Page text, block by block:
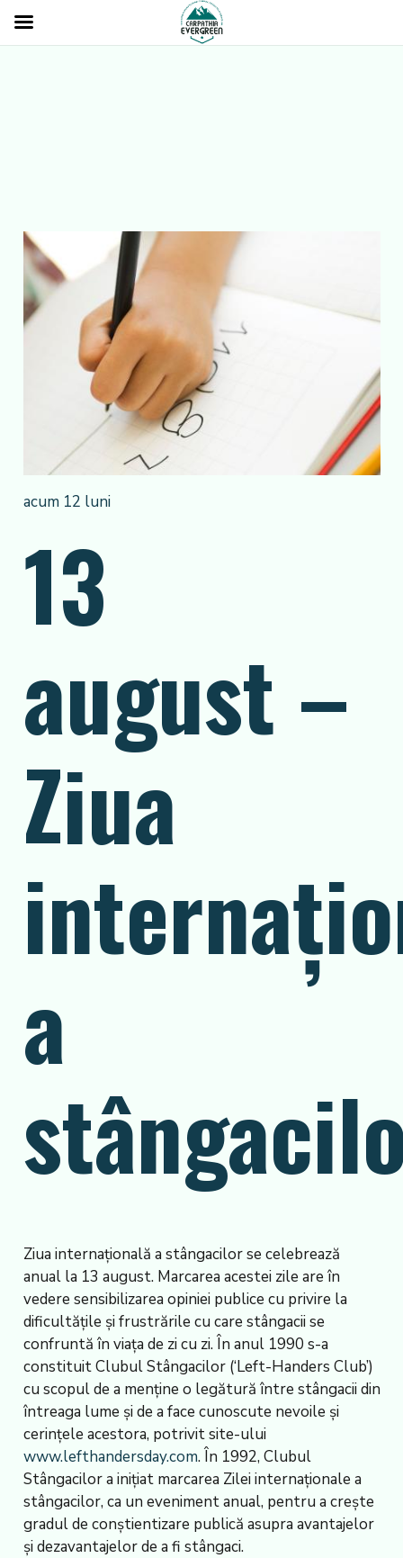
acum 12 luni
13
august –
Ziua
a
Ziua internațională a stângacilor se celebrează
anual la 13 august. Marcarea acestei zile are în
vedere sensibilizarea opiniei publice cu privire la
dificultățile și frustrările cu care stângacii se
confruntă în viața de zi cu zi. În anul 1990 s-a
constituit Clubul Stângacilor (‘Left-Handers Club’)
cu scopul de a menține o legătură între stângacii din
întreaga lume și de a face cunoscute nevoile și
cerințele acestora, potrivit site-ului
www.lefthandersday.com. În 1992, Clubul
Stângacilor a inițiat marcarea Zilei internaționale a
stângacilor, ca un eveniment anual, pentru a crește
gradul de conștientizare publică asupra avantajelor
și dezavantajelor de a fi stângaci.